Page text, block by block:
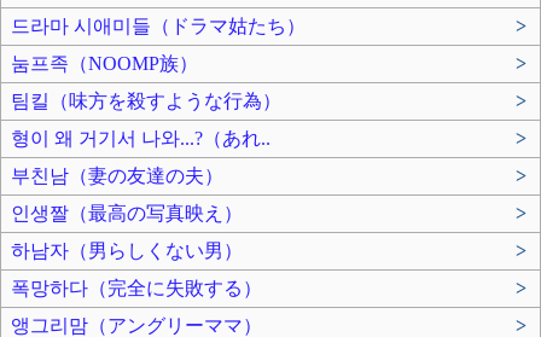
드라마 시애미들（ドラマ姑たち）
>
눔프족（NOOMP族）
>
팀킬（味方を殺すような行為）
>
형이 왜 거기서 나와...?（あれ..
>
부친남（妻の友達の夫）
>
인생짤（最高の写真映え）
>
하남자（男らしくない男）
>
폭망하다（完全に失敗する）
>
앵그리맘（アングリーママ）
>